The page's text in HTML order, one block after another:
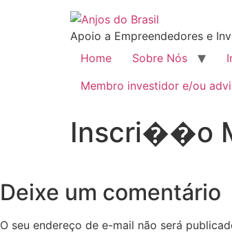
Apoio a Empreendedores e
Home
Sobre Nós
Membro investidor e/ou
Inscri��o
Deixe um comentário
O seu endereço de e-mail não será